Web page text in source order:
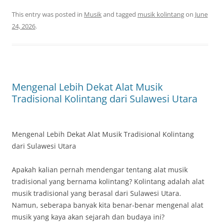
This entry was posted in Musikand tagged musik kolintangon June
24, 2026.
Mengenal Lebih Dekat Alat Musik
Tradisional Kolintang dari Sulawesi Utara
Mengenal Lebih Dekat Alat Musik Tradisional Kolintang
dari Sulawesi Utara
Apakah kalian pernah mendengar tentang alat musik
tradisional yang bernama kolintang? Kolintang adalah alat
musik tradisional yang berasal dari Sulawesi Utara.
Namun, seberapa banyak kita benar-benar mengenal alat
musik yang kaya akan sejarah dan budaya ini?